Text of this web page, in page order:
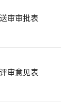
审审批表
审意见表